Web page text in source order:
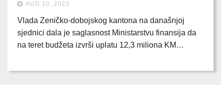
AUG 10, 2023
Vlada Zeničko-dobojskog kantona na današnjoj
sjednici dala je saglasnost Ministarstvu finansija da
na teret budžeta izvrši uplatu 12,3 miliona KM…